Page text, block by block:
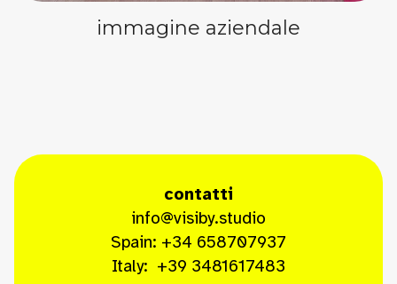
immagine aziendale
contatti
info@visiby.studio
Spain: +34 658707937
Italy: +39 3481617483